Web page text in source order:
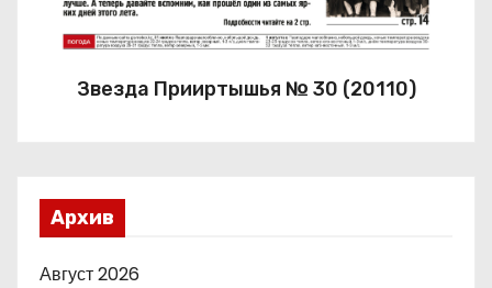
Звезда Прииртышья № 30 (20110)
Архив
Август 2026